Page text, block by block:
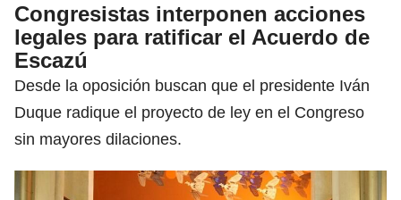
Congresistas interponen acciones
legales para ratificar el Acuerdo de
Escazú
Desde la oposición buscan que el presidente Iván
Duque radique el proyecto de ley en el Congreso
sin mayores dilaciones.